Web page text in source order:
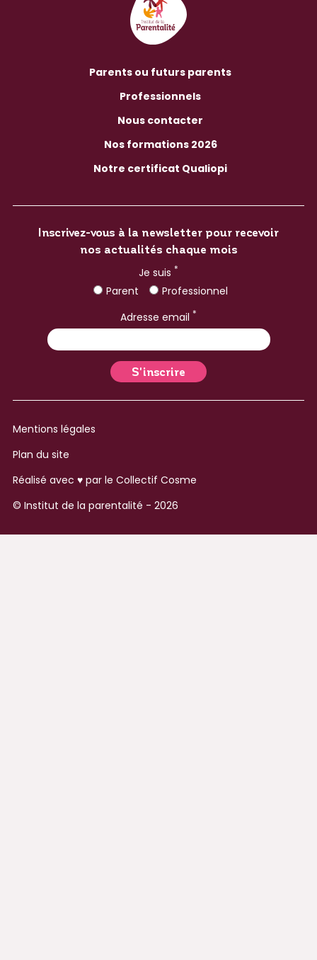
Parents ou futurs parents
Professionnels
Nous contacter
Nos formations 2026
Notre certificat Qualiopi
Inscrivez-vous à la newsletter pour recevoir
nos actualités chaque mois
Je suis *
Parent
Professionnel
Adresse email *
Mentions légales
Plan du site
Réalisé avec ♥ par le Collectif Cosme
© Institut de la parentalité - 2026